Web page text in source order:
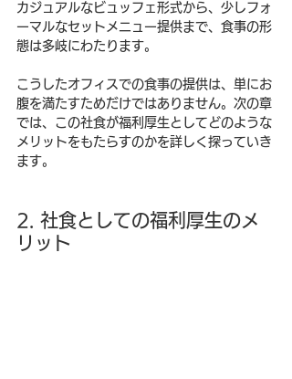
カジュアルなビュッフェ形式から、少しフォ
ーマルなセットメニュー提供まで、食事の形
態は多岐にわたります。
こうしたオフィスでの食事の提供は、単にお
腹を満たすためだけではありません。次の章
では、この社食が福利厚生としてどのような
メリットをもたらすのかを詳しく探っていき
ます。
2. 社食としての福利厚生のメ
リット